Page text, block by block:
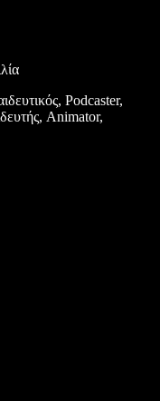
Podcaster,
Animator,